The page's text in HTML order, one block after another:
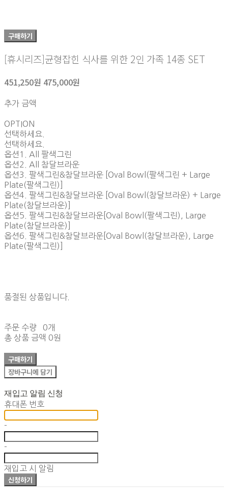
구매하기
[휴시리즈]균형잡힌 식사를 위한 2인 가족 14종 SET
451,250원 475,000원
추가 금액
OPTION
선택하세요.
선택하세요.
옵션1. All 팔색그린
옵션2. All 참달브라운
옵션3. 팔색그린&참달브라운 [Oval Bowl(팔색그린 + Large
Plate(팔색그린)]
옵션4. 팔색그린&참달브라운 [Oval Bowl(참달브라운) + Large
Plate(참달브라운)]
옵션5. 팔색그린&참달브라운[Oval Bowl(팔색그린), Large
Plate(참달브라운)]
옵션6. 팔색그린&참달브라운[Oval Bowl(참달브라운), Large
Plate(팔색그린)]
품절된 상품입니다.
주문 수량
0개
총 상품 금액 0원
구매하기
장바구니에 담기
재입고 알림 신청
휴대폰 번호
-
-
재입고 시 알림
신청하기